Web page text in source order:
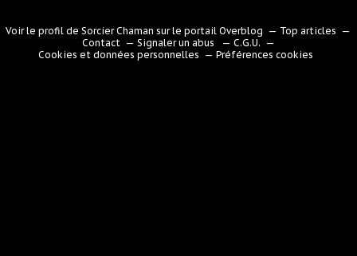
Voir le profil deSorcier Chaman sur le portail Overblog
Top articles
Contact
Signaler un abus
C.G.U.
Cookies et données personnelles
Préférences cookies